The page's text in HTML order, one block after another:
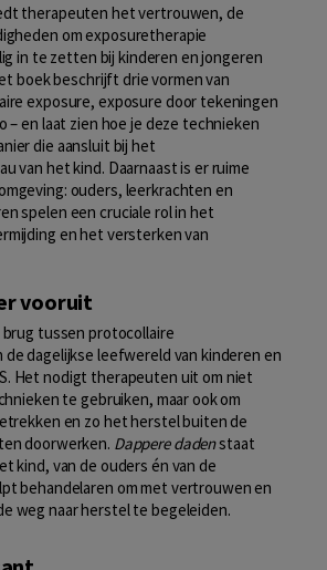
therapeuten het vertrouwen, de
om exposuretherapie
in te zetten bij kinderen en jongeren
boek beschrijft drie vormen van
exposure, exposure door tekeningen
– en laat zien hoe je deze technieken
die aansluit bij het
van het kind. Daarnaast is er ruime
ouders, leerkrachten en
spelen een cruciale rol in het
en het versterken van
vooruit
tussen protocollaire
dagelijkse leefwereld van kinderen en
Het nodigt therapeuten uit om niet
te gebruiken, maar ook om
en zo het herstel buiten de
doorwerken. Dappere dadenstaat
kind, van de ouders én van de
behandelaren om met vertrouwen en
weg naar herstel te begeleiden.